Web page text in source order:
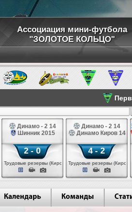
Ассоциация мини-футбола
"ЗОЛОТОЕ КОЛЬЦО"
Динамо - 2 14
Шинник 2015
2 - 0
Трудовые резервы (Киров)
Динамо - 2 14
Динамо Киров 14
4 - 2
Трудовые резервы (Киров)
Календарь Команды